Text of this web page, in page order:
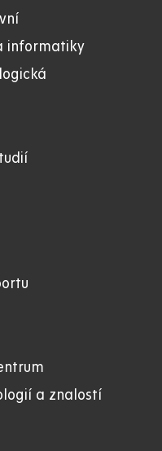
informatiky
a znalostí